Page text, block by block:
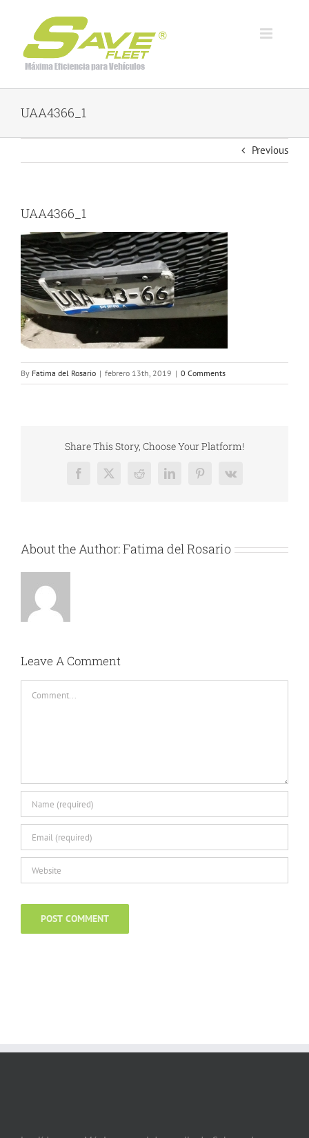
content
UAA4366_1
Previous
UAA4366_1
By Fatima del Rosario | febrero 13th, 2019 | 0 Comments
Share This Story, Choose Your Platform!
Facebook
X RedditLinkedInPinterest
Vk
About the Author:Fatima del Rosario
Leave A Comment